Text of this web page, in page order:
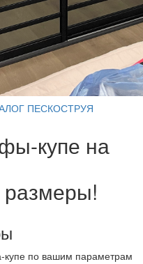
ПЕСКОСТРУЯ
купе на
купе по вашим параметрам